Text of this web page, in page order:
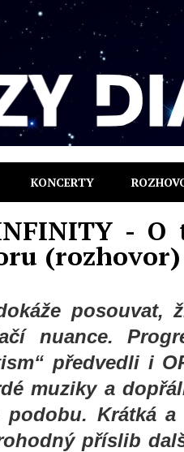
KONCERTY
-
(rozhovor)
posouvat,
nuance.
předvedli i
muziky a
Krátká a
příslib